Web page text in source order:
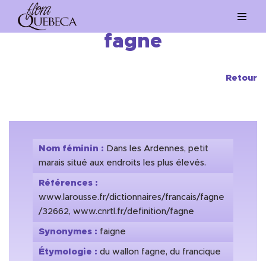
Aller
fagne
Retour
Nom féminin : Dans les Ardennes, petit
marais situé aux endroits les plus élevés.
Références :
www.larousse.fr/dictionnaires/francais/fagne
/32662, www.cnrtl.fr/definition/fagne
Synonymes : faigne
Étymologie : du wallon fagne, du francique